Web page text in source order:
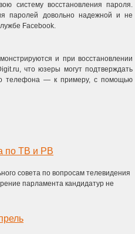
систему восстановления пароля.
паролей довольно надежной и не
Facebook.
и при восстановлении
что юзеры могут подтверждать
телефона — к примеру, с помощью
по ТВ и РВ
совета по вопросам телевидения
парламента кандидатур не